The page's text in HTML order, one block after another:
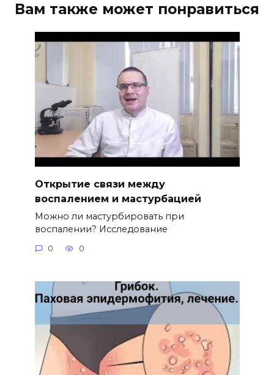
Вам также может понравиться
Открытие связи между
воспалением и мастурбацией
Можно ли мастурбировать при
воспалении? Исследование
0 0